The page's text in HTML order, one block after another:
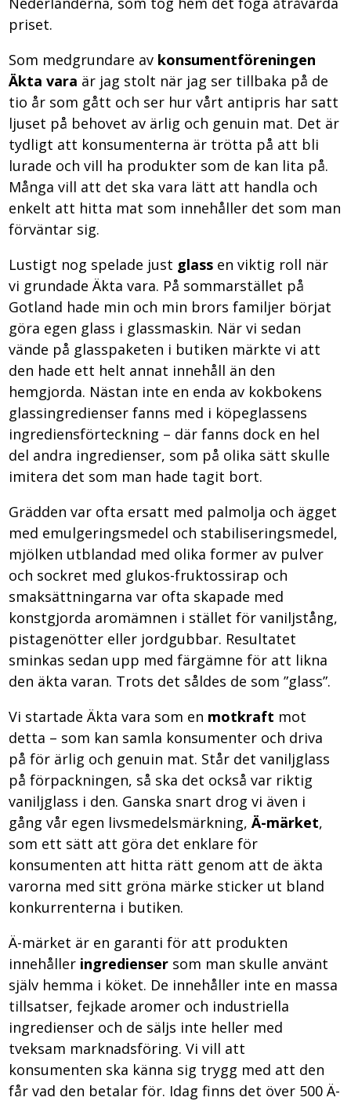
priset.
Som medgrundare av konsumentföreningen
Äkta vara är jag stolt när jag ser tillbaka på de
tio år som gått och ser hur vårt antipris har satt
ljuset på behovet av ärlig och genuin mat. Det är
tydligt att konsumenterna är trötta på att bli
lurade och vill ha produkter som de kan lita på.
Många vill att det ska vara lätt att handla och
enkelt att hitta mat som innehåller det som man
förväntar sig.
Lustigt nog spelade just glass en viktig roll när
vi grundade Äkta vara. På sommarstället på
Gotland hade min och min brors familjer börjat
göra egen glass i glassmaskin. När vi sedan
vände på glasspaketen i butiken märkte vi att
den hade ett helt annat innehåll än den
hemgjorda. Nästan inte en enda av kokbokens
glassingredienser fanns med i köpeglassens
ingrediensförteckning – där fanns dock en hel
del andra ingredienser, som på olika sätt skulle
imitera det som man hade tagit bort.
Grädden var ofta ersatt med palmolja och ägget
med emulgeringsmedel och stabiliseringsmedel,
mjölken utblandad med olika former av pulver
och sockret med glukos-fruktossirap och
smaksättningarna var ofta skapade med
konstgjorda aromämnen i stället för vaniljstång,
pistagenötter eller jordgubbar. Resultatet
sminkas sedan upp med färgämne för att likna
den äkta varan. Trots det såldes de som ”glass”.
Vi startade Äkta vara som en motkraft mot
detta – som kan samla konsumenter och driva
på för ärlig och genuin mat. Står det vaniljglass
på förpackningen, så ska det också var riktig
vaniljglass i den. Ganska snart drog vi även i
gång vår egen livsmedelsmärkning,Ä-märket,
som ett sätt att göra det enklare för
konsumenten att hitta rätt genom att de äkta
varorna med sitt gröna märke sticker ut bland
konkurrenterna i butiken.
Ä-märket är en garanti för att produkten
innehåller ingredienser som man skulle använt
själv hemma i köket. De innehåller inte en massa
tillsatser, fejkade aromer och industriella
ingredienser och de säljs inte heller med
tveksam marknadsföring. Vi vill att
konsumenten ska känna sig trygg med att den
får vad den betalar för. Idag finns det över 500 Ä-